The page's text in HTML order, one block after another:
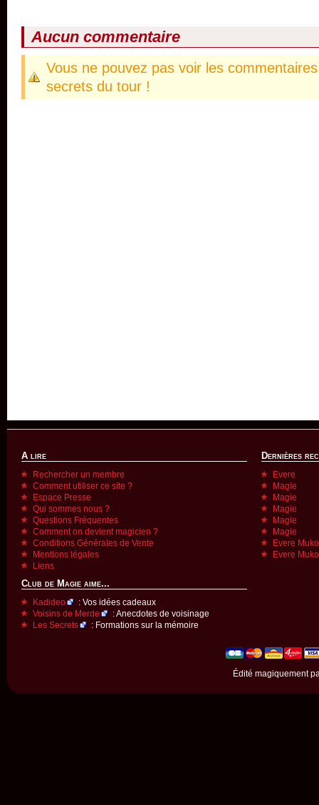
Aucun commentaire
Vous ne pouvez pas voir les
secrets du tour !
A lire
Rechercher un membre
Comment utiliser ce site ?
Espace Presse
Qui sommes nous ?
Questions Fréquentes
Comment on devient magicien ?
Conditions Générales de Vente
Mentions légales
Liens
Club de Magie aime...
Kadideo
: Vos idées cadeaux
Voisins de Merde
: Anecdotes de voisinage
Les Secrets
: Formations sur la mémoire
Dernières
Evere
Magie
Magie
Magie
Magie
Magie
Evere
Evere
Édité magiquement